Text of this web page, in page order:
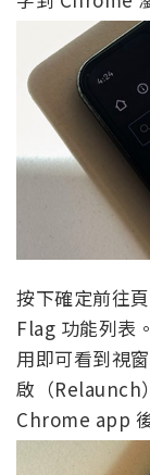
按下確定前往
Flag 功能列表
用即可看到視
啟（Relaunch
Chrome app